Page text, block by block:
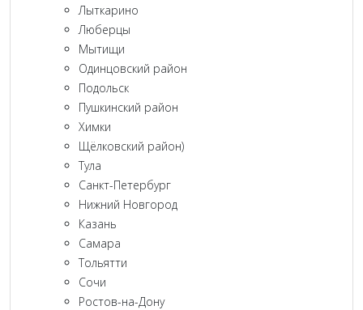
Лыткарино
Люберцы
Мытищи
Одинцовский район
Подольск
Пушкинский район
Химки
Щёлковский район)
Тула
Санкт-Петербург
Нижний Новгород
Казань
Самара
Тольятти
Сочи
Ростов-на-Дону